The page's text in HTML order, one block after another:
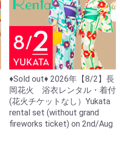
♦Sold out♦ 2026年【8/2】長
岡花火 浴衣レンタル・着付
(花火チケットなし）Yukata
rental set (without grand
fireworks ticket) on 2nd/Aug